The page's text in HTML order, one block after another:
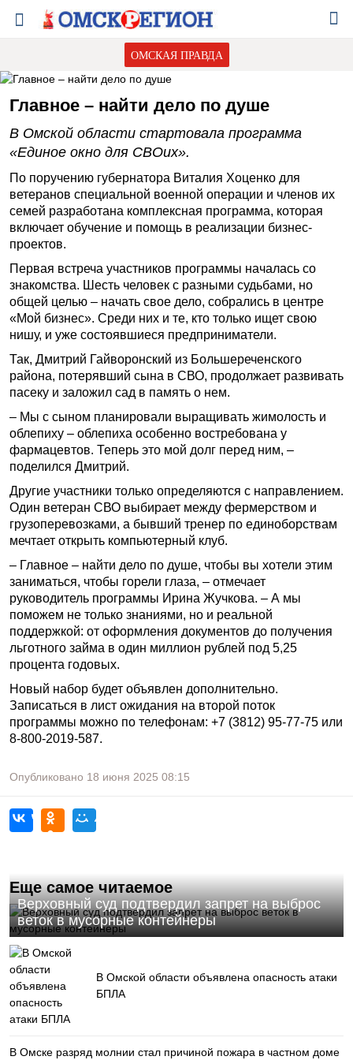
ОМСКАЯ ПРАВДА
Главное – найти дело по душе
В Омской области стартовала программа
«Единое окно для СВОих».
По поручению губернатора Виталия Хоценко для
ветеранов специальной военной операции и членов их
семей разработана комплексная программа, которая
включает обучение и помощь в реализации бизнес-
проектов.
Первая встреча участников программы началась со
знакомства. Шесть человек с разными судьбами, но
общей целью – начать свое дело, собрались в центре
«Мой бизнес». Среди них и те, кто только ищет свою
нишу, и уже состоявшиеся предприниматели.
Так, Дмитрий Гайворонский из Большереченского
района, потерявший сына в СВО, продолжает развивать
пасеку и заложил сад в память о нем.
– Мы с сыном планировали выращивать жимолость и
облепиху – облепиха особенно востребована у
фармацевтов. Теперь это мой долг перед ним, –
поделился Дмитрий.
Другие участники только определяются с направлением.
Один ветеран СВО выбирает между фермерством и
грузоперевозками, а бывший тренер по единоборствам
мечтает открыть компьютерный клуб.
– Главное – найти дело по душе, чтобы вы хотели этим
заниматься, чтобы горели глаза, – отмечает
руководитель программы Ирина Жучкова. – А мы
поможем не только знаниями, но и реальной
поддержкой: от оформления документов до получения
льготного займа в один миллион рублей под 5,25
процента годовых.
Новый набор будет объявлен дополнительно.
Записаться в лист ожидания на второй поток
программы можно по телефонам: +7 (3812) 95-77-75 или
8-800-2019-587.
Опубликовано 18 июня 2025 08:15
Еще самое читаемое
Верховный суд подтвердил запрет на выброс
веток в мусорные контейнеры
В Омской области объявлена опасность атаки
БПЛА
В Омске разряд молнии стал причиной пожара в частном доме